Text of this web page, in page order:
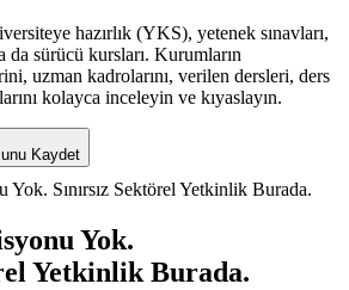
hazırlık (YKS), yetenek sınavları,
da sürücü kursları. Kurumların
uzman kadrolarını, verilen dersleri, ders
kolayca inceleyin ve kıyaslayın.
Kaydet
Sınırsız Sektörel Yetkinlik Burada.
Yok.
YetkinlikBurada.